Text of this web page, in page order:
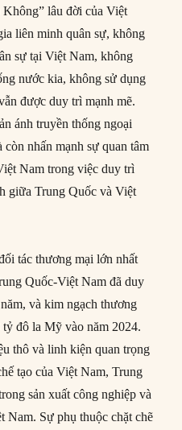
lâu đời của Việt
liên minh quân sự, không
sự tại Việt Nam, không
nước kia, không sử dụng
được duy trì mạnh mẽ.
ánh truyền thống ngoại
nhấn mạnh sự quan tâm
Nam trong việc duy trì
giữa Trung Quốc và Việt
tác thương mại lớn nhất
Quốc-Việt Nam đã duy
và kim ngạch thương
đô la Mỹ vào năm 2024.
thô và linh kiện quan trọng
tạo của Việt Nam, Trung
sản xuất công nghiệp và
Nam. Sự phụ thuộc chặt chẽ